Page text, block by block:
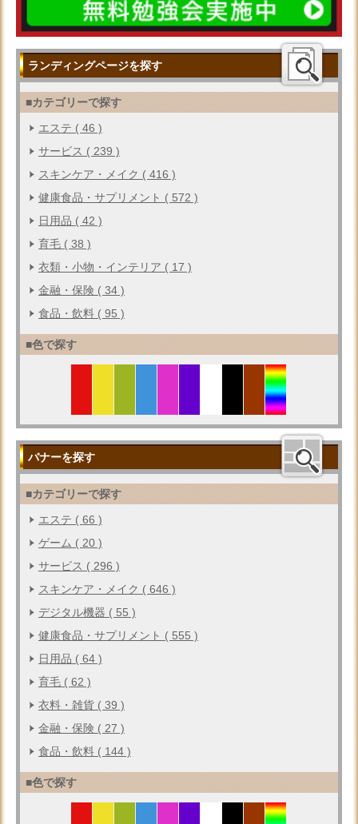
ランディングページを探す
■カテゴリーで探す
エステ ( 46 )
サービス ( 239 )
スキンケア・メイク ( 416 )
健康食品・サプリメント ( 572 )
日用品 ( 42 )
育毛 ( 38 )
衣類・小物・インテリア ( 17 )
金融・保険 ( 34 )
食品・飲料 ( 95 )
■色で探す
バナーを探す
■カテゴリーで探す
エステ ( 66 )
ゲーム ( 20 )
サービス ( 296 )
スキンケア・メイク ( 646 )
デジタル機器 ( 55 )
健康食品・サプリメント ( 555 )
日用品 ( 64 )
育毛 ( 62 )
衣料・雑貨 ( 39 )
金融・保険 ( 27 )
食品・飲料 ( 144 )
■色で探す